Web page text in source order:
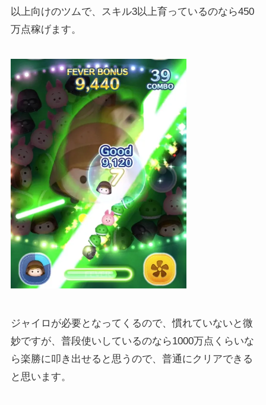
以上向けのツムで、スキル3以上育っているのなら450
万点稼げます。
ジャイロが必要となってくるので、慣れていないと微
妙ですが、普段使いしているのなら1000万点くらいな
ら楽勝に叩き出せると思うので、普通にクリアできる
と思います。